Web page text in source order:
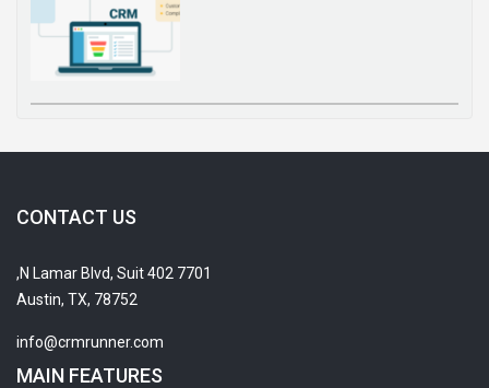
CONTACT US
7701 N Lamar Blvd, Suit 402,
Austin, TX, 78752
info@crmrunner.com
MAIN FEATURES